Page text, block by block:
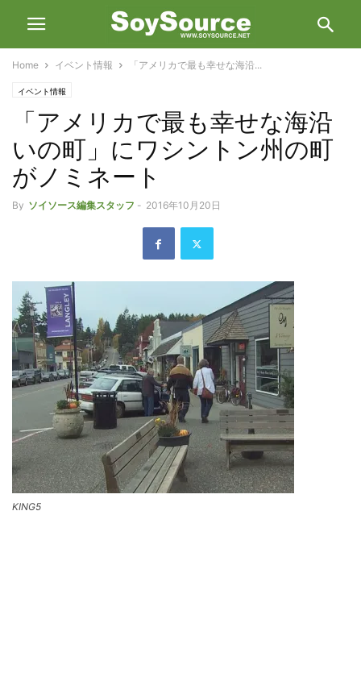
Home イベント情報 「アメリカで最も幸せな海沿...
イベント情報
「アメリカで最も幸せな海沿
いの町」にワシントン州の町
がノミネート
By ソイソース編集スタッフ - 2016年10月20日
KING5